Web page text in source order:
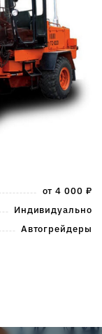
от 4 000 ₽
Индивидуально
Автогрейдеры